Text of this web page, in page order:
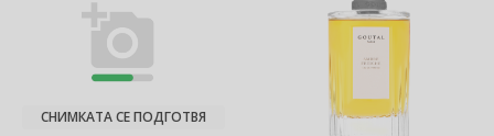
СНИМКАТА СЕ ПОДГОТВЯ